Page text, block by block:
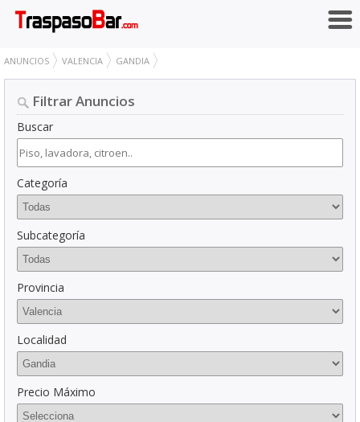
ANUNCIOS VALENCIA GANDIA
Filtrar Anuncios
Buscar
Categoría
Subcategoría
Provincia
Localidad
Precio Máximo